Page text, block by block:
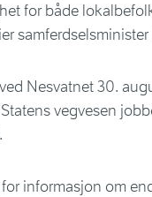
for både
Nesvatnet 30.
vegvesen
for informasjon om